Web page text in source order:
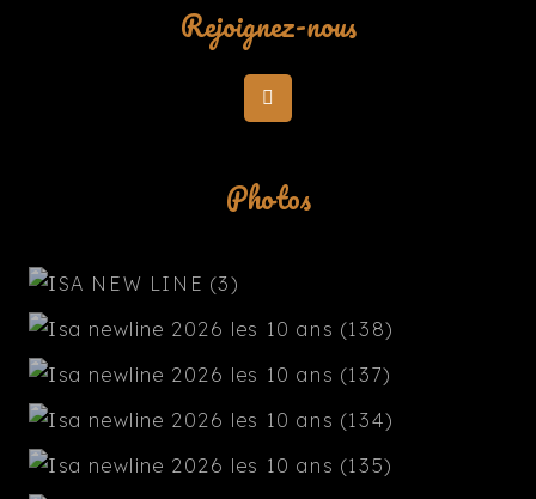
Rejoignez-nous
Photos